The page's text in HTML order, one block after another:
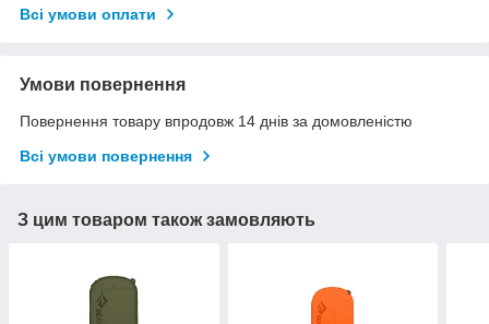
Всі умови оплати
Умови повернення
Повернення товару впродовж 14 днів за домовленістю
Всі умови повернення
З цим товаром також замовляють